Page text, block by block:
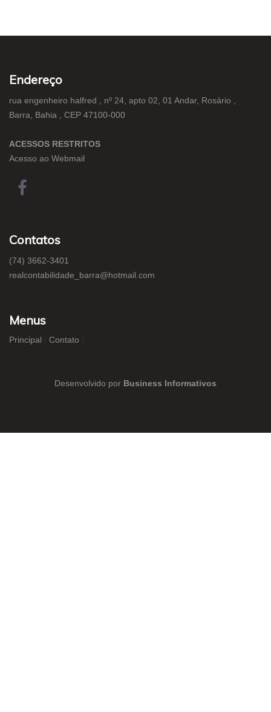
Endereço
rua engenheiro halfred , nº 24, apto 02, 01 Andar, Rosário ,
Barra, Bahia , CEP 47100-000
ACESSOS RESTRITOS
Acesso ao Webmail
Contatos
(74) 3662-3401
realcontabilidade_barra@hotmail.com
Menus
Principal Contato
Desenvolvido por Business Informativos